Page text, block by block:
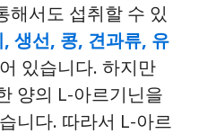
해서도 섭취할 수 있
생선, 콩, 견과류, 유
있습니다. 하지만
양의 L-아르기닌을
니다. 따라서 L-아르